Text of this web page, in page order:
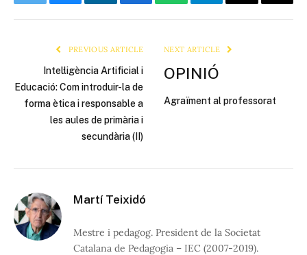
TwitterBlueskyLinkedInFacebookWhatsAppTelegramEmail Copy
PREVIOUS ARTICLE
Intel·ligència Artificial i
Educació: Com introduir-la de
forma ètica i responsable a
les aules de primària i
secundària (II)
NEXT ARTICLE
OPINIÓ
Agraïment al professorat
Martí Teixidó
Mestre i pedagog. President de la Societat
Catalana de Pedagogia – IEC (2007-2019).